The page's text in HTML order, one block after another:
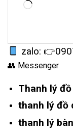
Loading…
zalo: 👉
👥 Messenger
Thanh lý
thanh lý đồ
thanh lý